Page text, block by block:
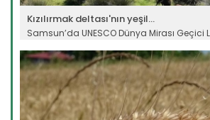
Kızılırmak deltası'nın yeşil...
Samsun’da UNESCO Dünya Mirası Geçici
Devamını Oku ->